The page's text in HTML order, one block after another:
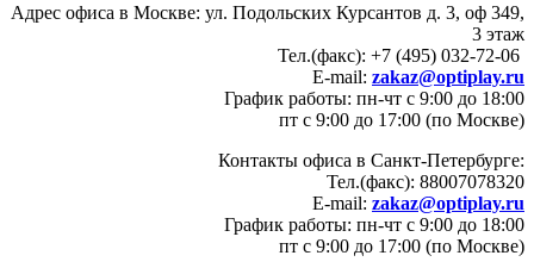
Адрес офиса в Москве: ул. Подольских Курсантов д. 3, оф 349,
3 этаж
Тел.(факс): +7 (495) 032-72-06
E-mail: zakaz@optiplay.ru
График работы: пн-чт с 9:00 до 18:00
пт с 9:00 до 17:00 (по Москве)
Контакты офиса в Санкт-Петербурге:
Тел.(факс): 88007078320
E-mail: zakaz@optiplay.ru
График работы: пн-чт с 9:00 до 18:00
пт с 9:00 до 17:00 (по Москве)